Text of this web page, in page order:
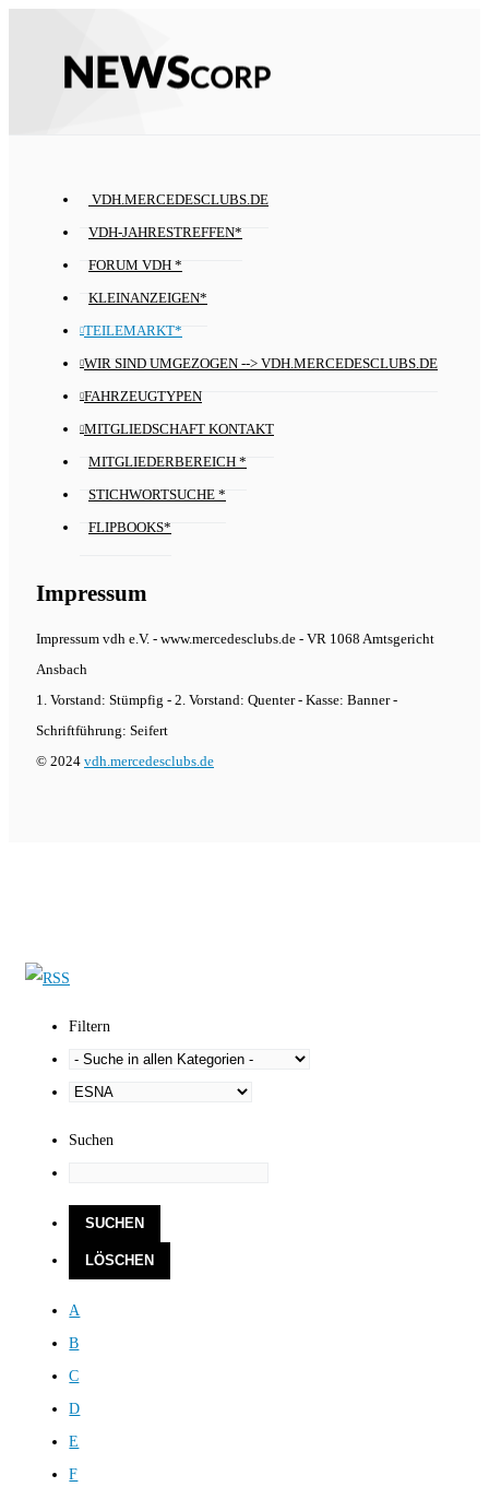
VDH.MERCEDESCLUBS.DE
VDH-JAHRESTREFFEN*
FORUM VDH *
KLEINANZEIGEN*
TEILEMARKT*
WIR SIND UMGEZOGEN --> VDH.MERCEDESCLUBS.DE
FAHRZEUGTYPEN
MITGLIEDSCHAFT KONTAKT
MITGLIEDERBEREICH *
STICHWORTSUCHE *
FLIPBOOKS*
Impressum
Impressum vdh e.V. - www.mercedesclubs.de - VR 1068 Amtsgericht
Ansbach
1. Vorstand: Stümpfig - 2. Vorstand: Quenter - Kasse: Banner -
Schriftführung: Seifert
© 2024 vdh.mercedesclubs.de
Filtern
Suchen
A
B
C
D
E
F